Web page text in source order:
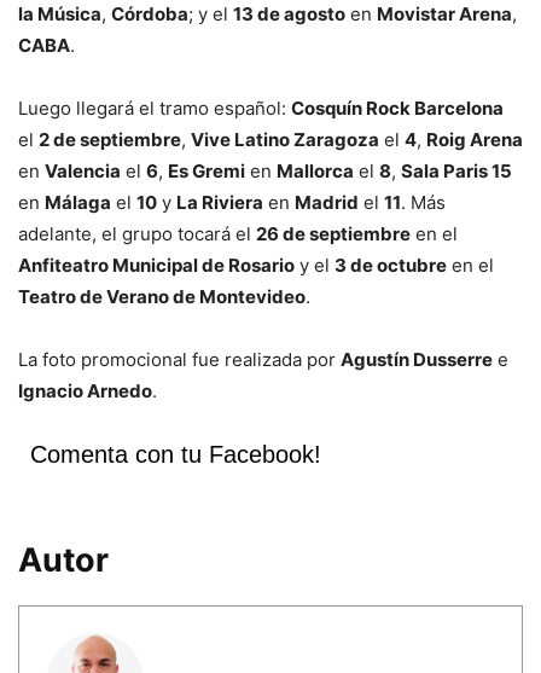
la Música, Córdoba; y el 13 de agosto en Movistar Arena,
CABA.
Luego llegará el tramo español: Cosquín Rock Barcelona
el 2 de septiembre, Vive Latino Zaragoza el 4, Roig Arena
en Valencia el 6, Es Gremi en Mallorca el 8, Sala Paris 15
en Málaga el 10 y La Riviera en Madrid el 11. Más
adelante, el grupo tocará el 26 de septiembre en el
Anfiteatro Municipal de Rosario y el 3 de octubre en el
Teatro de Verano de Montevideo.
La foto promocional fue realizada por Agustín Dusserre e
Ignacio Arnedo.
Comenta con tu Facebook!
Autor